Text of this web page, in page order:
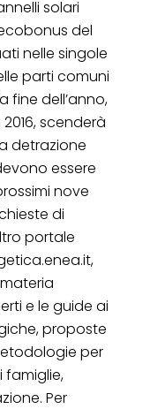
solari
del
nelle singole
parti comuni
fine dell’anno,
scenderà
detrazione
essere
nove
di
portale
e le guide ai
proposte
per
famiglie,
Per